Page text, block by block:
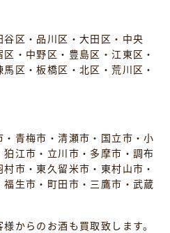
区・品川区・大田区・中央
・中野区・豊島区・江東区・
区・板橋区・北区・荒川区・
青梅市・清瀬市・国立市・小
江市・立川市・多摩市・調布
市・東久留米市・東村山市・
生市・町田市・三鷹市・武蔵
からのお酒も買取致します。